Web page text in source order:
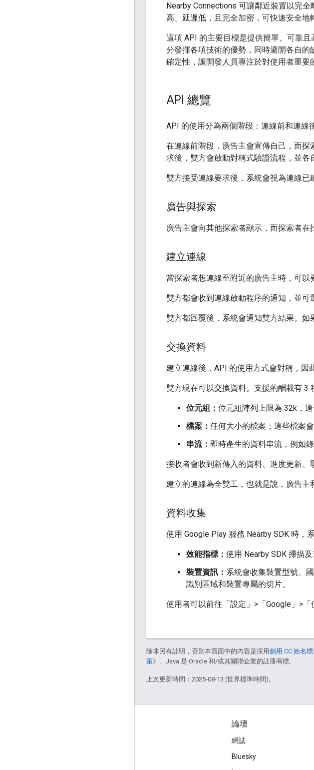
Nearby Connections 可讓鄰近裝置以完
高、延遲低，且完全加密，可快速安全地
這項 API 的主要目標是提供簡單、可靠
分發揮各項技術的優勢，同時避開各自
確定性，讓開發人員專注於對使用者重要
API 總覽
API 的使用分為兩個階段：連線前和連線
在連線前階段，廣告主會宣傳自己，而
求後，雙方會啟動對稱式驗證流程，並各
雙方接受連線要求後，系統會視為連線已
廣告與探索
廣告主會向其他探索者顯示，而探索者在
建立連線
當探索者想連線至附近的廣告主時，可以
雙方都會收到連線啟動程序的通知，並可
雙方都回覆後，系統會通知雙方結果。如
交換資料
建立連線後，API 的使用方式會對稱，因
雙方現在可以交換資料。支援的酬載有 3
位元組： 位元組陣列上限為 32k，
檔案： 任何大小的檔案；這些檔案
串流： 即時產生的資料串流，例如
接收者會收到新傳入的資料、進度更新、
建立的連線為全雙工，也就是說，廣告主
資料收集
使用 Google Play 服務 Nearby SDK 時，
效能指標： 使用 Nearby SDK 掃描
裝置資訊： 系統會收集裝置型號、
識別區域和裝置專屬的切片。
使用者可以前往「設定」>「Google」>
除非另有註明，否則本頁面中的內容是採用創用 CC 姓名
策》。Java 是 Oracle 和/或其關聯企業的註冊商標。
上次更新時間：2025-08-13 (世界標準時間)。
論壇
網誌
Bluesky